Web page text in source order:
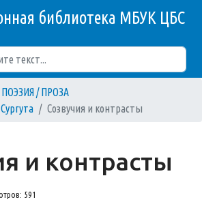
библиотека МБУК ЦБС
ПОЭЗИЯ / ПРОЗА
Созвучия и контрасты
и контрасты
591